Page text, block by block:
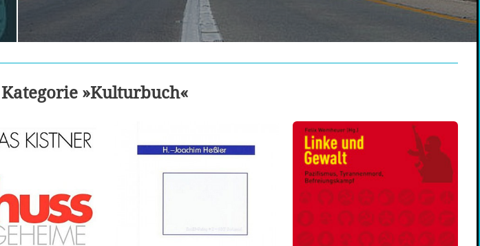
»Kulturbuch«